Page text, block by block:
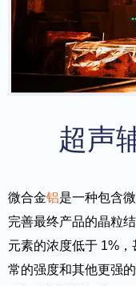
超声
微合金铝是一种包含
完善最终产品的晶粒
元素的浓度低于 1%
常的强度和其他更强